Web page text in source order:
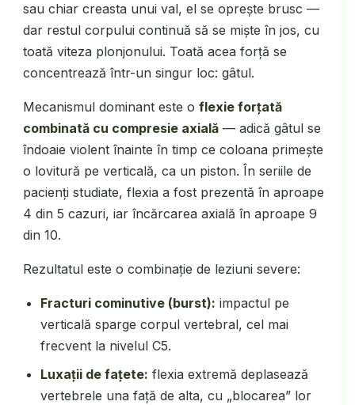
sau chiar creasta unui val, el se oprește brusc —
dar restul corpului continuă să se miște în jos, cu
toată viteza plonjonului. Toată acea forță se
concentrează într-un singur loc: gâtul.
Mecanismul dominant este o flexie forțată
combinată cu compresie axială— adică gâtul se
îndoaie violent înainte în timp ce coloana primește
o lovitură pe verticală, ca un piston. În seriile de
pacienți studiate, flexia a fost prezentă în aproape
4 din 5 cazuri, iar încărcarea axială în aproape 9
din 10.
Rezultatul este o combinație de leziuni severe:
Fracturi cominutive (burst): impactul pe
verticală sparge corpul vertebral, cel mai
frecvent la nivelul C5.
Luxații de fațete: flexia extremă deplasează
vertebrele una față de alta, cu „blocarea” lor